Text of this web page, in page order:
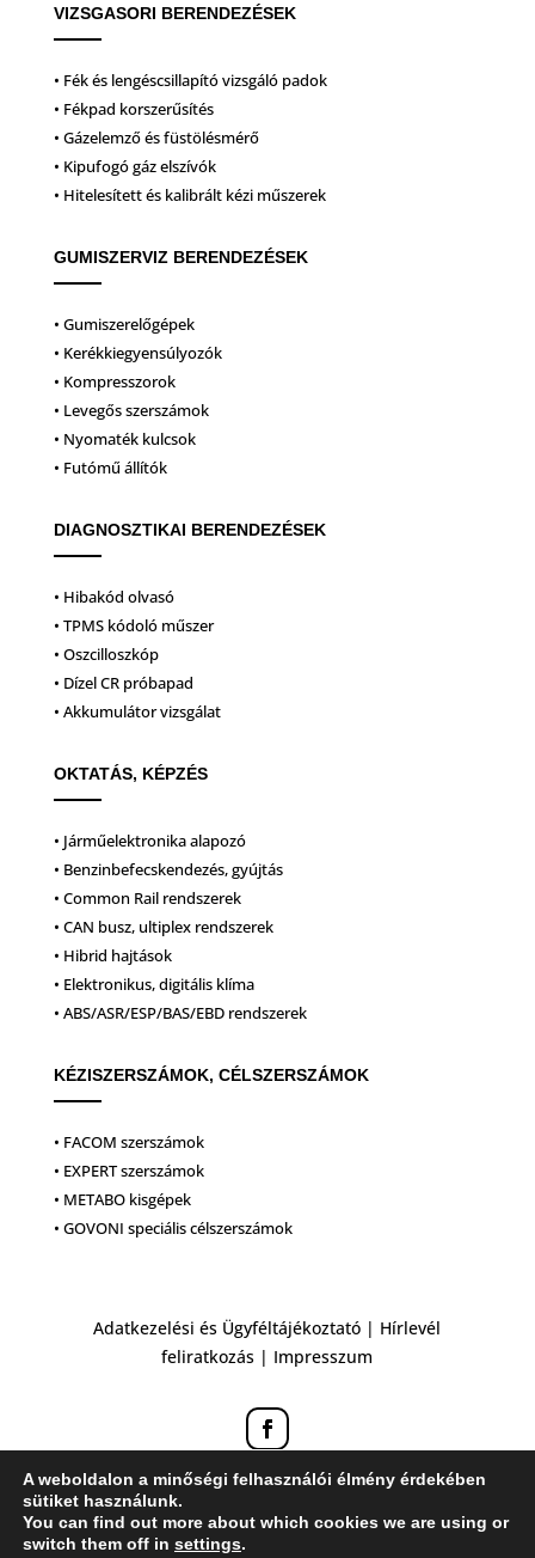
VIZSGASORI BERENDEZÉSEK
• Fék és lengéscsillapító vizsgáló padok
• Fékpad korszerűsítés
• Gázelemző és füstölésmérő
• Kipufogó gáz elszívók
• Hitelesített és kalibrált kézi műszerek
GUMISZERVIZ BERENDEZÉSEK
• Gumiszerelőgépek
• Kerékkiegyensúlyozók
• Kompresszorok
• Levegős szerszámok
• Nyomaték kulcsok
• Futómű állítók
DIAGNOSZTIKAI BERENDEZÉSEK
• Hibakód olvasó
• TPMS kódoló műszer
• Oszcilloszkóp
• Dízel CR próbapad
• Akkumulátor vizsgálat
OKTATÁS, KÉPZÉS
• Járműelektronika alapozó
• Benzinbefecskendezés, gyújtás
• Common Rail rendszerek
• CAN busz, ultiplex rendszerek
• Hibrid hajtások
• Elektronikus, digitális klíma
• ABS/ASR/ESP/BAS/EBD rendszerek
KÉZISZERSZÁMOK, CÉLSZERSZÁMOK
• FACOM szerszámok
• EXPERT szerszámok
• METABO kisgépek
• GOVONI speciális célszerszámok
Adatkezelési és Ügyféltájékoztató | Hírlevél
feliratkozás | Impresszum
A weboldalon a minőségi felhasználói élmény érdekében
sütiket használunk.
You can find out more about which cookies we are using or
switch them off in settings.